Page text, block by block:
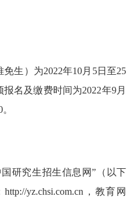
生）为2022年10月5日至25
名及缴费时间为2022年9月
研究生招生信息网”（以下
yz.chsi.com.cn，教育网